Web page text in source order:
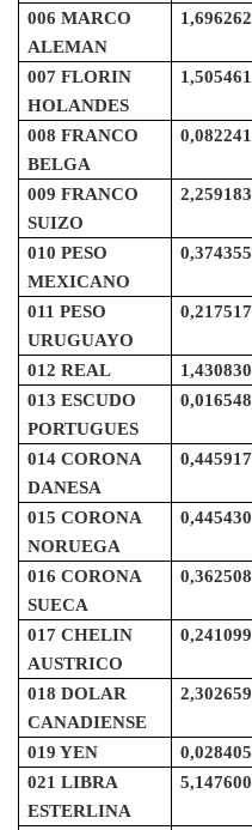
006 MARCO
ALEMAN
1,696262
007 FLORIN
HOLANDES
1,505461
008 FRANCO
BELGA
0,082241
009 FRANCO
SUIZO
2,259183
010 PESO
MEXICANO
0,374355
011 PESO
URUGUAYO
0,217517
012 REAL 1,430830
013 ESCUDO
PORTUGUES
0,016548
014 CORONA
DANESA
0,445917
015 CORONA
NORUEGA
0,445430
016 CORONA
SUECA
0,362508
017 CHELIN
AUSTRICO
0,241099
018 DOLAR
CANADIENSE
2,302659
019 YEN 0,028405
021 LIBRA
ESTERLINA
5,147600